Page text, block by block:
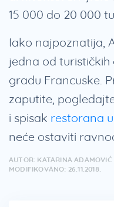
15 000 do 20 000
Iako najpoznatija,
jedna od
gradu Francuske.
zaputite,
i spisak restorana
neće ostaviti
AUTOR: KATARINA ADAMOVIĆ
MODIFIKOVANO: 26.11.2018.